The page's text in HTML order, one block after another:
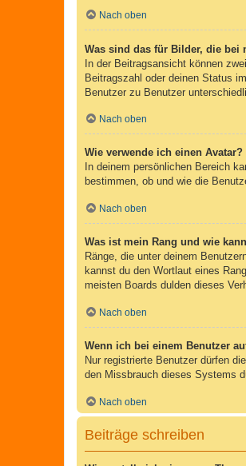
Nach oben
Was sind das für Bilder, die bei
In der Beitragsansicht können
Beitragszahl oder deinen Status
Benutzer zu Benutzer
Nach oben
Wie verwende ich einen Avatar?
In deinem persönlichen Bereich
bestimmen, ob und wie die
Nach oben
Was ist mein Rang und wie
Ränge, die unter deinem
kannst du den Wortlaut eines
meisten Boards dulden dieses
Nach oben
Wenn ich bei einem Benutzer
Nur registrierte Benutzer dürfen
den Missbrauch dieses Systems
Nach oben
Beiträge schreiben